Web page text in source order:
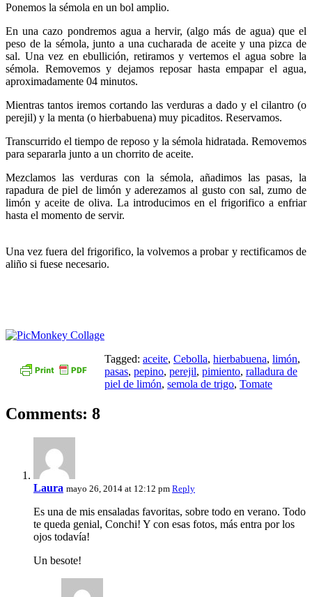
Ponemos la sémola en un bol amplio.
En una cazo pondremos agua a hervir, (algo más de agua) que el
peso de la sémola, junto a una cucharada de aceite y una pizca de
sal. Una vez en ebullición, retiramos y vertemos el agua sobre la
sémola. Removemos y dejamos reposar hasta empapar el agua,
aproximadamente 04 minutos.
Mientras tantos iremos cortando las verduras a dado y el cilantro (o
perejil) y la menta (o hierbabuena) muy picaditos. Reservamos.
Transcurrido el tiempo de reposo y la sémola hidratada. Removemos
para separarla junto a un chorrito de aceite.
Mezclamos las verduras con la sémola, añadimos las pasas, la
rapadura de piel de limón y aderezamos al gusto con sal, zumo de
limón y aceite de oliva. La introducimos en el frigorifico a enfriar
hasta el momento de servir.
Una vez fuera del frigorifico, la volvemos a probar y rectificamos de
aliño si fuese necesario.
Tagged: aceite, Cebolla, hierbabuena, limón,
pasas, pepino, perejil, pimiento, ralladura de
piel de limón, semola de trigo, Tomate
Comments: 8
Laura mayo 26, 2014 at 12:12 pm Reply
Es una de mis ensaladas favoritas, sobre todo en verano. Todo
te queda genial, Conchi! Y con esas fotos, más entra por los
ojos todavía!
Un besote!